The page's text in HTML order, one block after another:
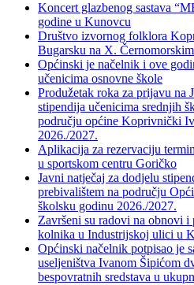
Koncert glazbenog sastava
godine u Kunovcu
Društvo izvornog folklora
Bugarsku na X.
Općinski je načelnik i ove
učenicima osnovne škole
Produžetak roka za prijavu na
stipendija učenicima srednjih
području općine Koprivnički
2026./2027.
Aplikacija za rezervaciju
u sportskom centru Goričko
Javni natječaj za dodjelu
prebivalištem na području
školsku godinu 2026./2027.
Završeni su radovi na obnovi i
kolnika u Industrijskoj ulici u
Općinski načelnik potpisao je
useljeništva Ivanom Šipićom
bespovratnih sredstava u